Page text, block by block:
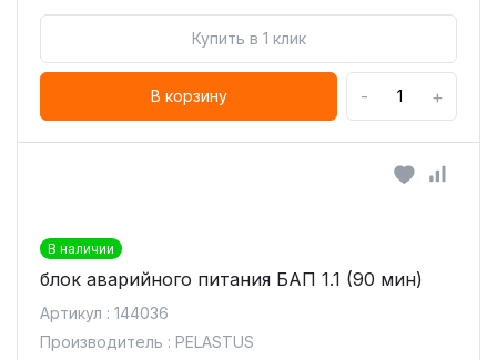
Купить в 1 клик
В корзину - +
В наличии
блок аварийного питания БАП 1.1 (90 мин)
Артикул : 144036
Производитель : PELASTUS